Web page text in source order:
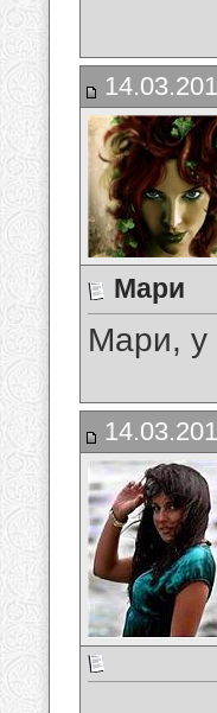
Мари
Мари, у